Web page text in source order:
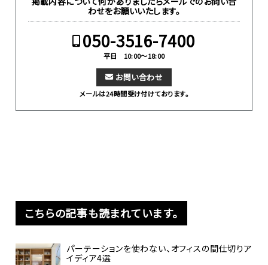
わせをお願いいたします。
050-3516-7400
平日 10:00～18:00
お問い合わせ
メールは24時間受け付けております。
こちらの記事も読まれています。
パーテーションを使わない、オフィスの間仕切りア
イディア4選